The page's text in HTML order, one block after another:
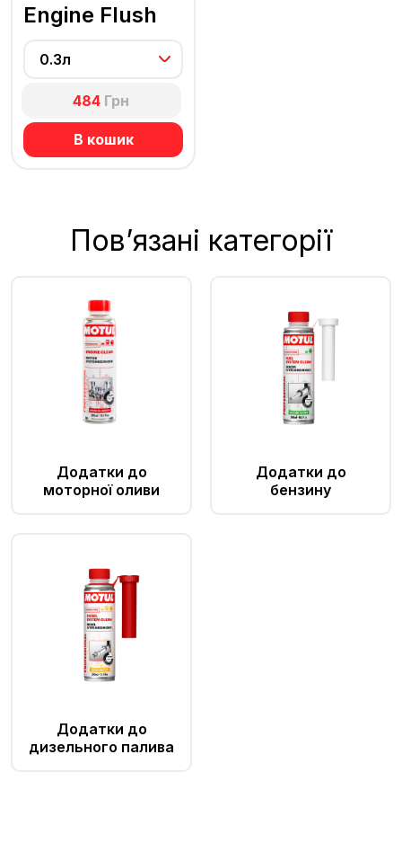
Engine Flush
0.3л
484 Грн
В кошик
Пов’язані категорії
Додатки до
моторної оливи
Додатки до
бензину
Додатки до
дизельного палива